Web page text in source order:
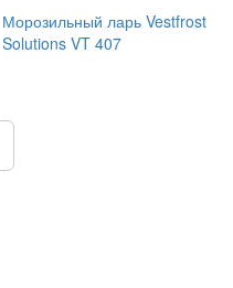
Морозильный ларь Vestfrost
Solutions VT 407